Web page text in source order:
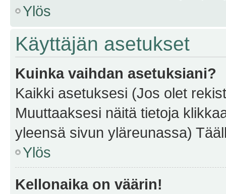
Ylös
Käyttäjän asetukset
Kuinka vaihdan asetuksiani?
Kaikki asetuksesi (Jos olet
Muuttaaksesi näitä tietoja
yleensä sivun yläreunassa)
Ylös
Kellonaika on väärin!